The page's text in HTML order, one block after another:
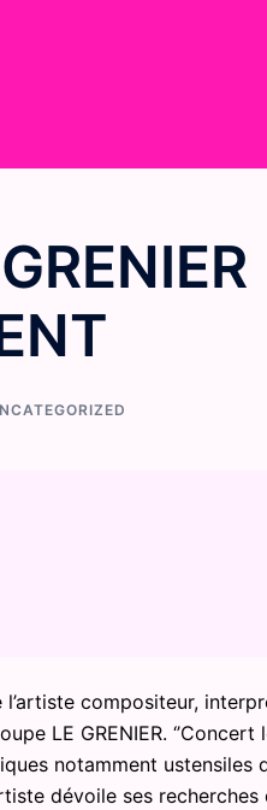
l’artiste compositeur,
LE GRENIER.
notamment ustensiles
dévoile ses